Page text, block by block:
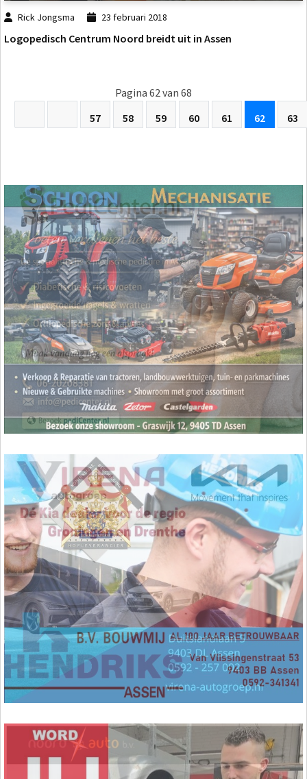
Rick Jongsma 23 februari 2018
Logopedisch Centrum Noord breidt uit in Assen
Pagina 62 van 68
57
58 59 60 61 62 63